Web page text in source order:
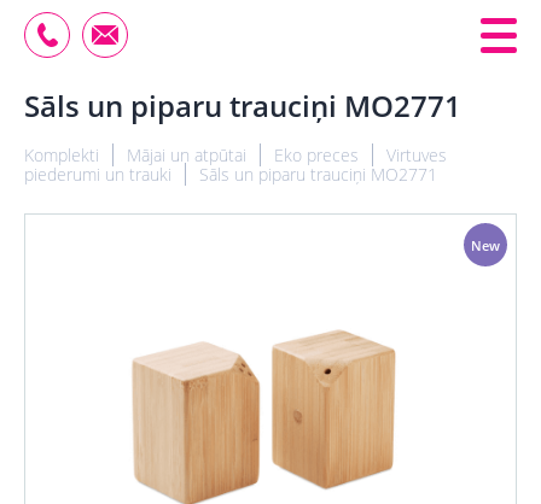
Sāls un piparu trauciņi MO2771
Komplekti Mājai un atpūtai Eko preces
Virtuves
piederumi un trauki
Sāls un piparu trauciņi MO2771
New